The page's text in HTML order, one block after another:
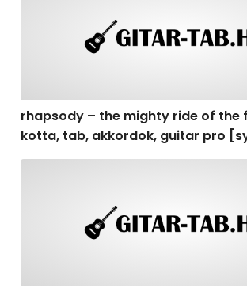
rhapsody – the mighty ride of the
kotta, tab, akkordok, guitar pro